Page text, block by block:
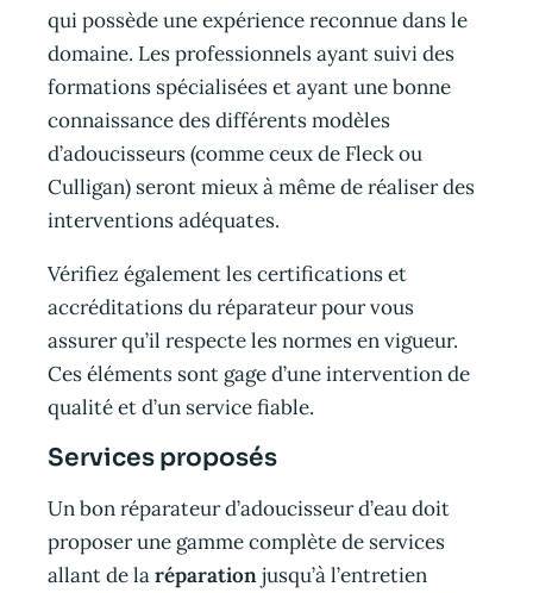
qui possède une expérience reconnue dans le
domaine. Les professionnels ayant suivi des
formations spécialisées et ayant une bonne
connaissance des différents modèles
d’adoucisseurs (comme ceux de Fleck ou
Culligan) seront mieux à même de réaliser des
interventions adéquates.
Vérifiez également les certifications et
accréditations du réparateur pour vous
assurer qu’il respecte les normes en vigueur.
Ces éléments sont gage d’une intervention de
qualité et d’un service fiable.
Services proposés
Un bon réparateur d’adoucisseur d’eau doit
proposer une gamme complète de services
allant de laréparationjusqu’à l’entretien